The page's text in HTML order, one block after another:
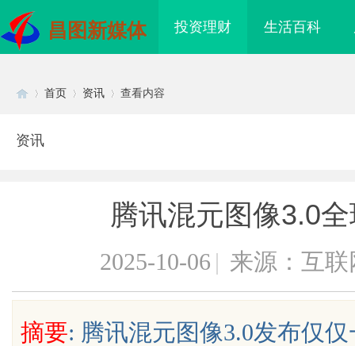
昌图新媒体 投资理财 生活百科
首页 资讯 查看内容
资讯
腾讯混元图像3.0
2025-10-06 | 来源：互联
摘要: 腾讯混元图像3.0发布仅